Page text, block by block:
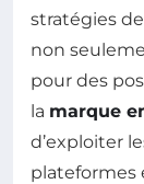
stratégies de
non
pour des
la marque
d’exploiter
plateformes